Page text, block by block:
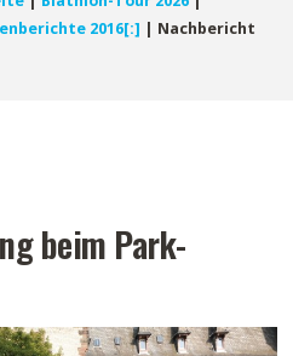
2016[:] | Nachbericht
beim Park-